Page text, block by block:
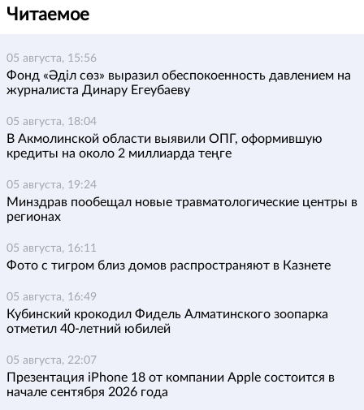
Читаемое
05 августа, 15:56
Фонд «Әділ сөз» выразил обеспокоенность давлением на
журналиста Динару Егеубаеву
05 августа, 18:04
В Акмолинской области выявили ОПГ, оформившую
кредиты на около 2 миллиарда теңге
05 августа, 19:24
Минздрав пообещал новые травматологические центры в
регионах
05 августа, 16:11
Фото с тигром близ домов распространяют в Казнете
05 августа, 16:49
Кубинский крокодил Фидель Алматинского зоопарка
отметил 40-летний юбилей
05 августа, 22:07
Презентация iPhone 18 от компании Apple состоится в
начале сентября 2026 года